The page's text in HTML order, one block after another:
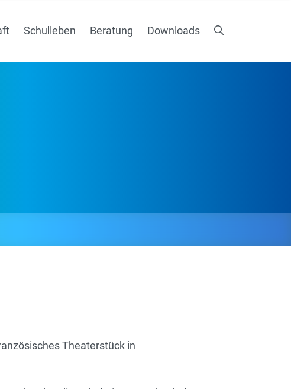
Schulleben Beratung Downloads
Theaterstück in